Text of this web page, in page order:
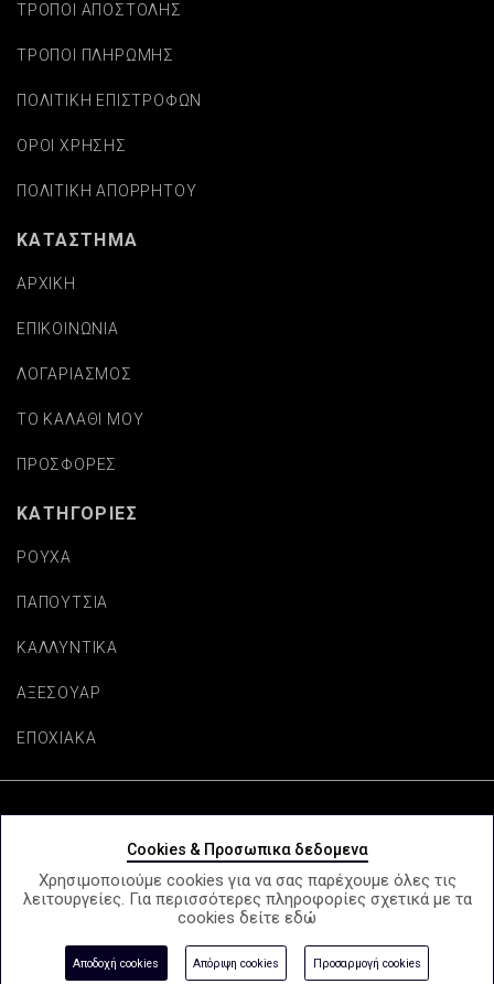
ΤΡΟΠΟΙ ΑΠΟΣΤΟΛΗΣ
ΤΡΟΠΟΙ ΠΛΗΡΩΜΗΣ
ΠΟΛΙΤΙΚΗ ΕΠΙΣΤΡΟΦΩΝ
ΟΡΟΙ ΧΡΗΣΗΣ
ΠΟΛΙΤΙΚΗ ΑΠΟΡΡΗΤΟΥ
ΚΑΤΑΣΤΗΜΑ
ΑΡΧΙΚΗ
ΕΠΙΚΟΙΝΩΝΙΑ
ΛΟΓΑΡΙΑΣΜΟΣ
ΤΟ ΚΑΛΑΘΙ ΜΟΥ
ΠΡΟΣΦΟΡΕΣ
ΚΑΤΗΓΟΡΙΕΣ
ΡΟΥΧΑ
ΠΑΠΟΥΤΣΙΑ
ΚΑΛΛΥΝΤΙΚΑ
ΑΞΕΣΟΥΑΡ
ΕΠΟΧΙΑΚΑ
e-Shop by Synergic Software
Cookies & Προσωπικα δεδομενα
Χρησιμοποιούμε cookies για να σας παρέχουμε όλες τις
λειτουργείες. Για περισσότερες πληροφορίες σχετικά με τα
cookies δείτε εδώ
Αποδοχή cookies Απόριψη cookies Προσαρμογή cookies